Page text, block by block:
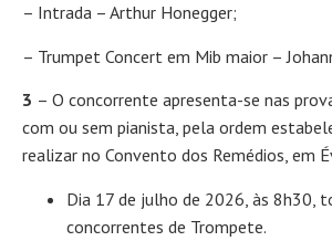
– Intrada – Arthur Honegger;
– Trumpet Concert em Mib maior –
3 – O concorrente apresenta-se nas
com ou sem pianista, pela ordem
realizar no Convento dos Remédios, em
Dia 17 de julho de 2026, às 8h30,
concorrentes de Trompete.